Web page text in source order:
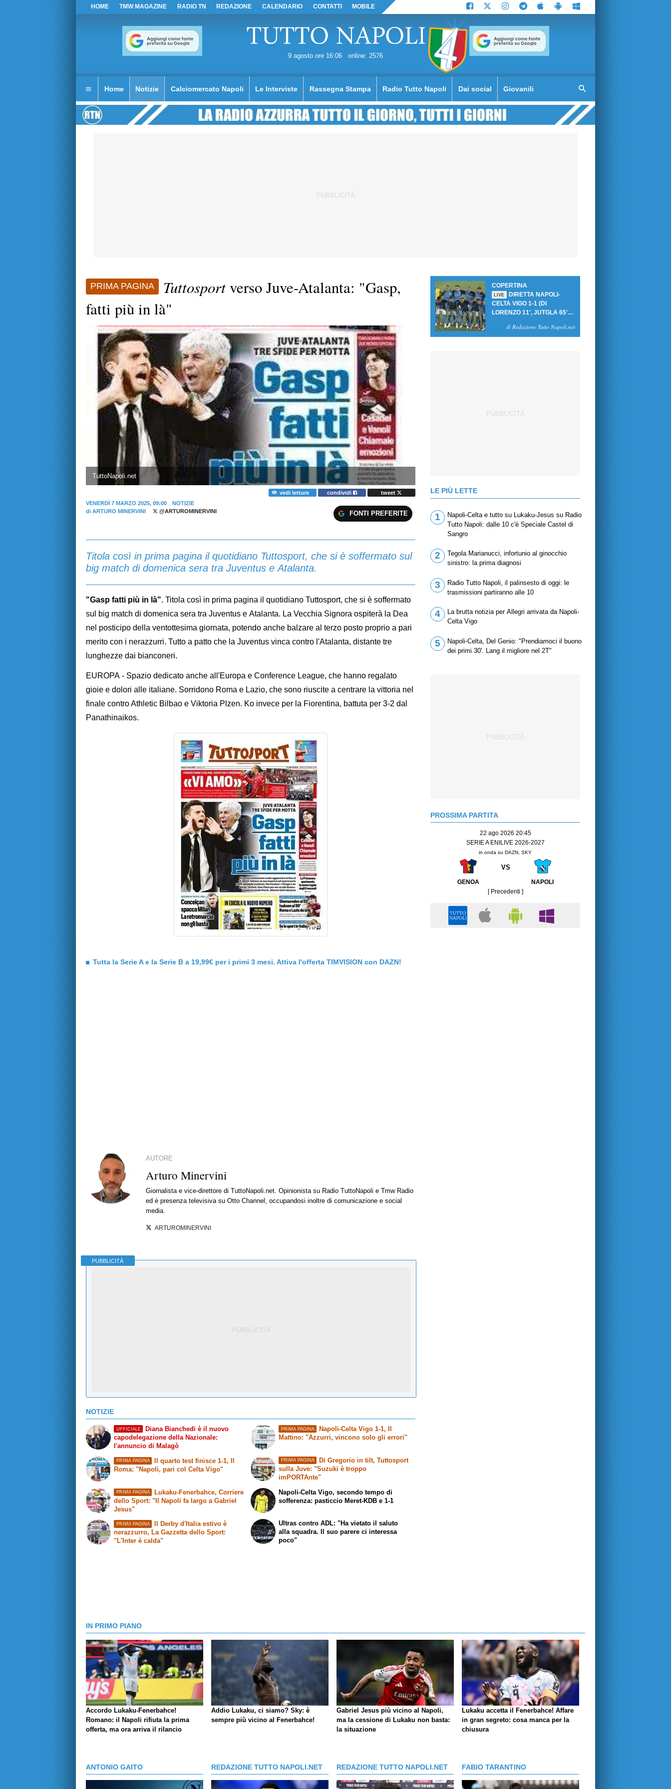
HOME TMW MAGAZINE RADIO TN REDAZIONE CALENDARIO CONTATTI MOBILE
9 agosto ore 16:06 online: 2576
Home Notizie Calciomercato Napoli Le Interviste Rassegna Stampa Radio Tutto Napoli Dai social Giovanili
PRIMA PAGINA Tuttosportverso Juve-Atalanta: "Gasp,
fatti più in là"
TuttoNapoli.net
vedi letture condividi
tweet
VENERDÌ 7 MARZO 2025, 09:00
NOTIZIE
di ARTURO MINERVINI @ARTUROMINERVINI FONTI PREFERITE
Titola così in prima pagina il quotidiano Tuttosport, che si è soffermato sul
big match di domenica sera tra Juventus e Atalanta.
"Gasp fatti più in là". Titola così in prima pagina il quotidiano Tuttosport, che si è soffermato
sul big match di domenica sera tra Juventus e Atalanta. La Vecchia Signora ospiterà la Dea
nel posticipo della ventottesima giornata, potendo anche balzare al terzo posto proprio a pari
merito con i nerazzurri. Tutto a patto che la Juventus vinca contro l'Atalanta, distante tre
lunghezze dai bianconeri.
EUROPA - Spazio dedicato anche all'Europa e Conference League, che hanno regalato
gioie e dolori alle italiane. Sorridono Roma e Lazio, che sono riuscite a centrare la vittoria nel
finale contro Athletic Bilbao e Viktoria Plzen. Ko invece per la Fiorentina, battuta per 3-2 dal
Panathinaikos.
Tutta la Serie A e la Serie B a 19,99€ per i primi 3 mesi. Attiva l'offerta TIMVISION con DAZN!
AUTORE
Arturo Minervini
Giornalista e vice-direttore di TuttoNapoli.net. Opinionista su Radio TuttoNapoli e Tmw Radio
ed è presenza televisiva su Otto Channel, occupandosi inoltre di comunicazione e social
media.
ARTUROMINERVINI
PUBBLICITÀ
NOTIZIE
UFFICIALE
Diana Bianchedi è il nuovo
capodelegazione della Nazionale:
l'annuncio di Malagò
PRIMA PAGINA Il quarto test finisce 1-1,
Roma: "Napoli, pari col Celta Vigo"
PRIMA PAGINA Napoli-Celta Vigo 1-1,
Mattino: "Azzurri, vincono solo gli errori"
PRIMA PAGINA Di Gregorio in tilt, Tuttosport
sulla Juve: "Suzuki è troppo
imPORTAnte"
PRIMA PAGINA Lukaku-Fenerbahce, Corriere
dello Sport: "Il Napoli fa largo a Gabriel
Jesus"
PRIMA PAGINA
Il Derby d'Italia estivo è
nerazzurro, La Gazzetta dello Sport:
"L'Inter è calda"
Napoli-Celta Vigo, secondo tempo di
sofferenza: pasticcio Meret-KDB e 1-1
Ultras contro ADL: "Ha vietato il saluto
alla squadra. Il suo parere ci interessa
poco"
COPERTINA
LIVE
DIRETTA NAPOLI-
CELTA VIGO 1-1 (DI
LORENZO 11', JUTGLA 65'):
BRUYNE NEGA LA
di Redazione Tutto Napoli.net
LE PIÙ LETTE
1
Napoli-Celta e tutto su Lukaku-Jesus su Radio
Tutto Napoli: dalle 10 c'è Speciale Castel di
Sangro
2
Tegola Marianucci, infortunio al ginocchio
sinistro: la prima diagnosi
3
Radio Tutto Napoli, il palinsesto di oggi: le
trasmissioni partiranno alle 10
4
La brutta notizia per Allegri arrivata da Napoli-
Celta Vigo
5
Napoli-Celta, Del Genio: "Prendiamoci il buono
dei primi 30'. Lang il migliore nel 2T"
PROSSIMA PARTITA
22 ago 2026 20:45
SERIE A ENILIVE 2026-2027
in onda su DAZN, SKY
VS
GENOA
NAPOLI
[ Precedenti ]
IN PRIMO PIANO
Accordo Lukaku-Fenerbahce!
Romano: il Napoli rifiuta la prima
offerta, ma ora arriva il rilancio
Addio Lukaku, ci siamo? Sky: è
sempre più vicino al Fenerbahce!
Gabriel Jesus più vicino al Napoli,
ma la cessione di Lukaku non basta:
la situazione
Lukaku accetta il Fenerbahce! Affare
in gran segreto: cosa manca per la
chiusura
ANTONIO GAITO REDAZIONE TUTTO NAPOLI.NET REDAZIONE TUTTO NAPOLI.NET FABIO TARANTINO